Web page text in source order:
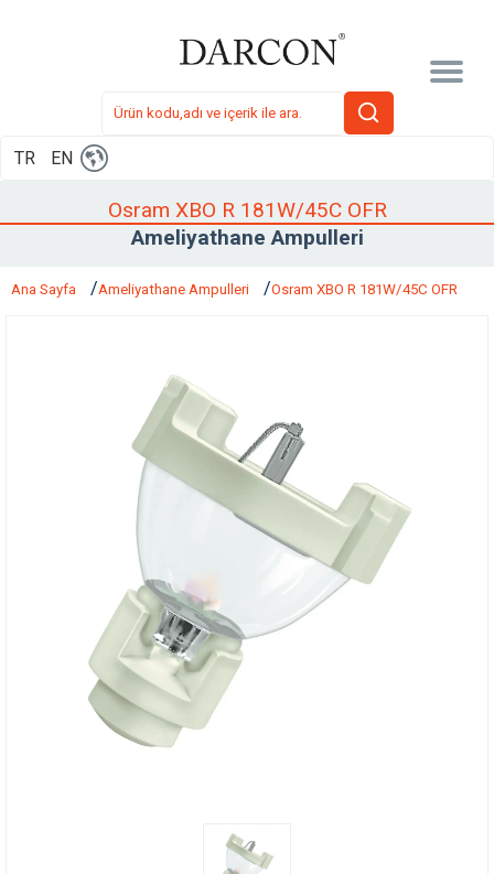
TR EN
Osram XBO R 181W/45C OFR
Ameliyathane Ampulleri
Ana Sayfa Ameliyathane Ampulleri Osram XBO R 181W/45C OFR